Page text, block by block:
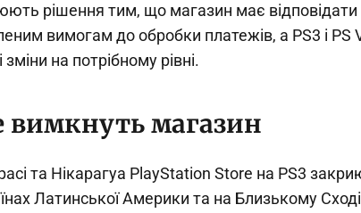
рішення тим, що магазин має
вимогам до обробки платежів, а PS3 і PS
на потрібному рівні.
вимкнуть магазин
та Нікарагуа PlayStation Store на PS3
Латинської Америки та на Близькому